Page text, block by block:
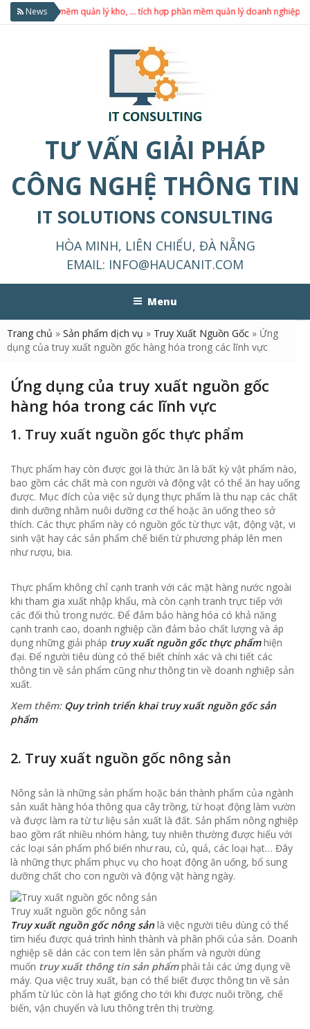
News
phần mềm quản lý kho, … tích hợp phần mềm quản lý doanh nghiệp theo
TƯ VẤN GIẢI PHÁP
CÔNG NGHỆ THÔNG TIN
IT SOLUTIONS CONSULTING
HÒA MINH, LIÊN CHIỂU, ĐÀ NẴNG
EMAIL: INFO@HAUCANIT.COM
Menu
Trang chủ » Sản phẩm dịch vụ » Truy Xuất Nguồn Gốc » Ứng
dụng của truy xuất nguồn gốc hàng hóa trong các lĩnh vực
Ứng dụng của truy xuất nguồn gốc
hàng hóa trong các lĩnh vực
1. Truy xuất nguồn gốc thực phẩm
Thực phẩm hay còn được gọi là thức ăn là bất kỳ vật phẩm nào,
bao gồm các chất mà con người và động vật có thể ăn hay uống
được. Mục đích của việc sử dụng thực phẩm là thu nạp các chất
dinh dưỡng nhằm nuôi dưỡng cơ thể hoặc ăn uống theo sở
thích. Các thực phẩm này có nguồn gốc từ thực vật, động vật, vi
sinh vật hay các sản phẩm chế biến từ phương pháp lên men
như rượu, bia.
Thực phẩm không chỉ cạnh tranh với các mặt hàng nước ngoài
khi tham gia xuất nhập khẩu, mà còn cạnh tranh trực tiếp với
các đối thủ trong nước. Để đảm bảo hàng hóa có khả năng
cạnh tranh cao, doanh nghiệp cần đảm bảo chất lượng và áp
dụng những giải pháp truy xuất nguồn gốc thực phẩmhiện
đại. Để người tiêu dùng có thế biết chính xác và chi tiết các
thông tin về sản phẩm cũng như thông tin về doanh nghiệp sản
xuất.
Xem thêm: Quy trình triển khai truy xuất nguồn gốc sản
phẩm
2. Truy xuất nguồn gốc nông sản
Nông sản là những sản phẩm hoặc bán thành phẩm của ngành
sản xuất hàng hóa thông qua cây trồng, từ hoạt động làm vườn
và được làm ra từ tư liệu sản xuất là đất. Sản phẩm nông nghiệp
bao gồm rất nhiều nhóm hàng, tuy nhiên thường được hiểu với
các loại sản phẩm phổ biến như rau, củ, quả, các loại hạt… Đây
là những thực phẩm phục vụ cho hoạt động ăn uống, bổ sung
dưỡng chất cho con người và động vật hàng ngày.
Truy xuất nguồn gốc nông sản
Truy xuất nguồn gốc nông sản là việc người tiêu dùng có thể
tìm hiểu được quá trình hình thành và phân phối của sản. Doanh
nghiệp sẽ dán các con tem lên sản phẩm và người dùng
muốn truy xuất thông tin sản phẩmphải tải các ứng dụng về
máy. Qua việc truy xuất, bạn có thể biết được thông tin về sản
phẩm từ lúc còn là hạt giống cho tới khi được nuôi trồng, chế
biến, vận chuyển và lưu thông trên thị trường.